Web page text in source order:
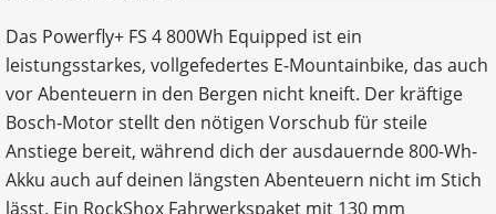
Das Powerfly+ FS 4 800Wh Equipped ist ein
leistungsstarkes, vollgefedertes E-Mountainbike, das auch
vor Abenteuern in den Bergen nicht kneift. Der kräftige
Bosch-Motor stellt den nötigen Vorschub für steile
Anstiege bereit, während dich der ausdauernde 800-Wh-
Akku auch auf deinen längsten Abenteuern nicht im Stich
lässt. Ein RockShox Fahrwerkspaket mit 130 mm